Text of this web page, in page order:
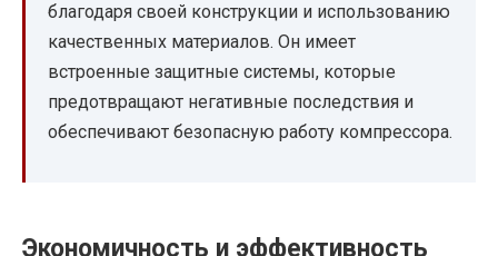
благодаря своей конструкции и использованию
качественных материалов. Он имеет
встроенные защитные системы, которые
предотвращают негативные последствия и
обеспечивают безопасную работу компрессора.
Экономичность и эффективность